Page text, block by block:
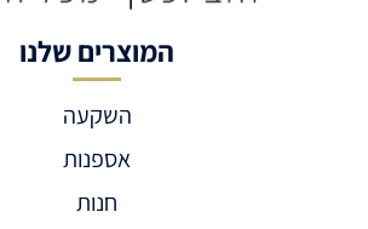
המוצרים שלנו
השקעה
אספנות
חנות